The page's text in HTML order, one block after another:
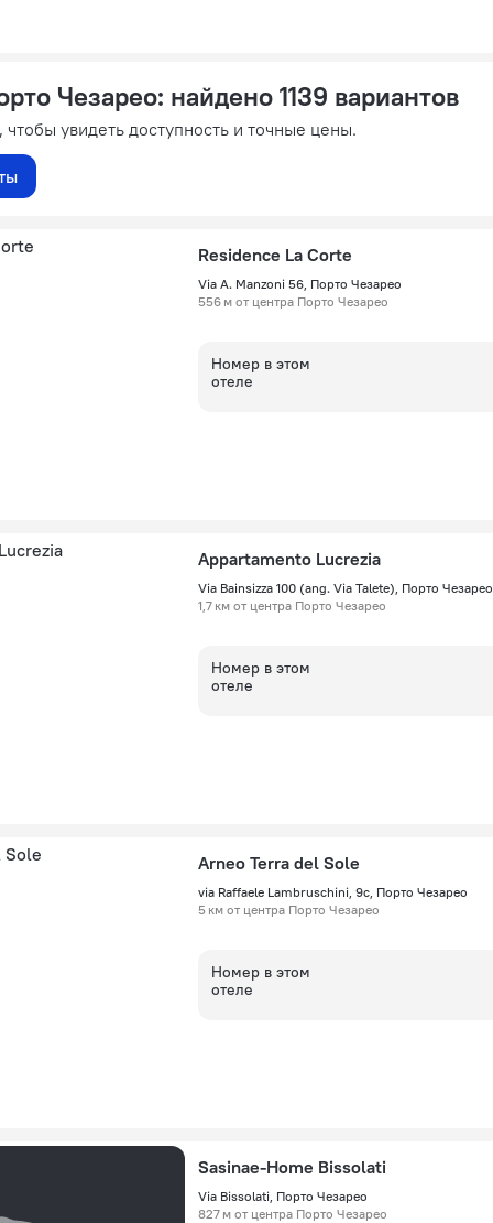
Чезарео: найдено 1139 вариантов
увидеть доступность и точные цены.
Residence La Corte
Via A. Manzoni 56, Порто Чезарео
556 м от центра Порто Чезарео
Номер в этом
отеле
Appartamento Lucrezia
Via Bainsizza 100 (ang. Via Talete), Порто Чезарео
1,7 км от центра Порто Чезарео
Номер в этом
отеле
Arneo Terra del Sole
via Raffaele Lambruschini, 9c, Порто Чезарео
5 км от центра Порто Чезарео
Номер в этом
отеле
Sasinae-Home Bissolati
Via Bissolati, Порто Чезарео
827 м от центра Порто Чезарео